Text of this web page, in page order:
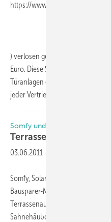
https://www.glastik.de/
) verlosen gemeinsam eine
Euro. Diese Software wurde für
Türanlagen entwickelt. Das
jederVertriebsstufe...
Somfy und Solarlux sponsern
Terrassenausstattung
03.06.2011 -
Somfy, Solarlux und Weber-
Bausparer-Magazin „Mein
Terrassenausstattung im
Sahnehäubchen wird ein